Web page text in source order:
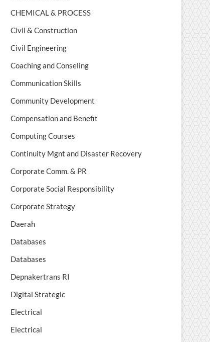
CHEMICAL & PROCESS
Civil & Construction
Civil Engineering
Coaching and Conseling
Communication Skills
Community Development
Compensation and Benefit
Computing Courses
Continuity Mgnt and Disaster Recovery
Corporate Comm. & PR
Corporate Social Responsibility
Corporate Strategy
Daerah
Databases
Databases
Depnakertrans RI
Digital Strategic
Electrical
Electrical